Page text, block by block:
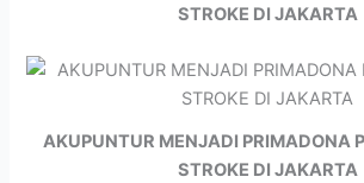
STROKE DI JAKARTA
AKUPUNTUR MENJADI PRIMADONA
STROKE DI JAKARTA